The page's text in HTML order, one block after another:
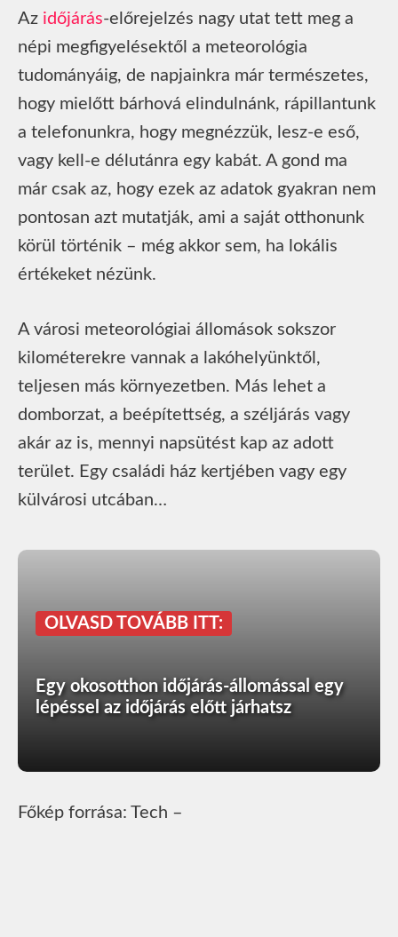
Az időjárás-előrejelzés nagy utat tett meg a
népi megfigyelésektől a meteorológia
tudományáig, de napjainkra már természetes,
hogy mielőtt bárhová elindulnánk, rápillantunk
a telefonunkra, hogy megnézzük, lesz-e eső,
vagy kell-e délutánra egy kabát. A gond ma
már csak az, hogy ezek az adatok gyakran nem
pontosan azt mutatják, ami a saját otthonunk
körül történik – még akkor sem, ha lokális
értékeket nézünk.
A városi meteorológiai állomások sokszor
kilométerekre vannak a lakóhelyünktől,
teljesen más környezetben. Más lehet a
domborzat, a beépítettség, a széljárás vagy
akár az is, mennyi napsütést kap az adott
terület. Egy családi ház kertjében vagy egy
külvárosi utcában…
OLVASD TOVÁBB ITT:
Egy okosotthon időjárás-állomással egy
lépéssel az időjárás előtt járhatsz
Főkép forrása: Tech –